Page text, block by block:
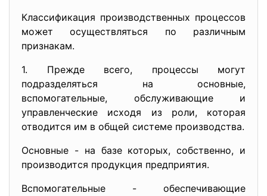
Классификация производственных процессов
может осуществляться по различным
признакам.
1. Прежде всего, процессы могут
подразделяться на основные,
вспомогательные, обслуживающие и
управленческие исходя из роли, которая
отводится им в общей системе производства.
Основные - на базе которых, собственно, и
производится продукция предприятия.
Вспомогательные - обеспечивающие